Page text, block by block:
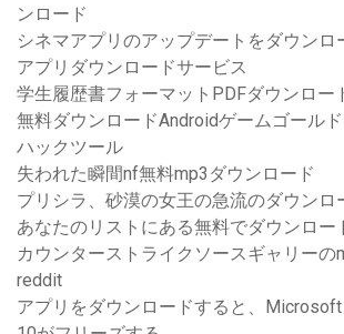
ンロード
シネマアプリのアップデートをダウンロ
アプリダウンロードサービス
学生履歴書フォーマットPDFダウンロー
無料ダウンロードAndroidゲームゴール
ハックツール
失われた瞬間nf無料mp3ダウンロード
プリシラ、砂漠の女王の急流のダウンロ
あなたのリストにある無料でダウンロー
カウンターストライクソースギャリーの
reddit
アプリをダウンロードすると、